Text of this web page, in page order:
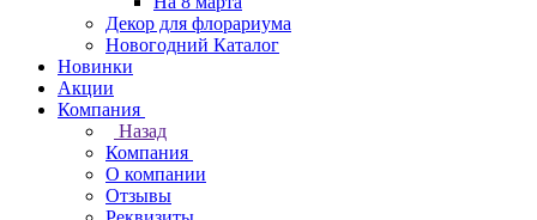
Декор для флорариума
Новогодний Каталог
Новинки
Акции
Компания
Назад
Компания
О компании
Отзывы